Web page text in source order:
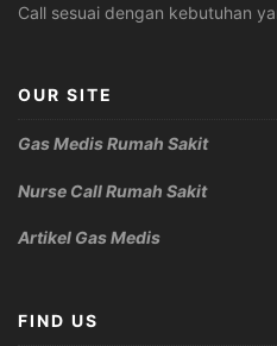
Call sesuai dengan kebutuhan
OUR SITE
Gas Medis Rumah Sakit
Nurse Call Rumah Sakit
Artikel Gas Medis
FIND US